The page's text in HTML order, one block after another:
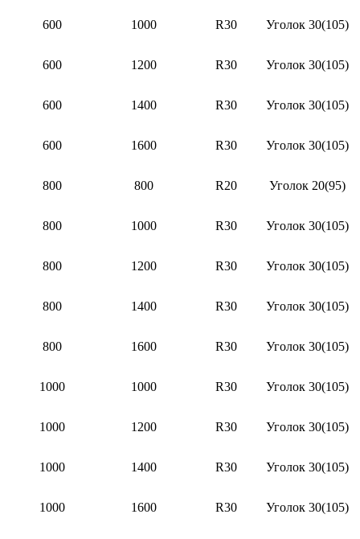
600 1000 R30 Уголок 30(105)
600 1200 R30 Уголок 30(105)
600 1400 R30 Уголок 30(105)
600 1600 R30 Уголок 30(105)
800 800 R20 Уголок 20(95)
800 1000 R30 Уголок 30(105)
800 1200 R30 Уголок 30(105)
800 1400 R30 Уголок 30(105)
800 1600 R30 Уголок 30(105)
1000 1000 R30 Уголок 30(105)
1000 1200 R30 Уголок 30(105)
1000 1400 R30 Уголок 30(105)
1000 1600 R30 Уголок 30(105)